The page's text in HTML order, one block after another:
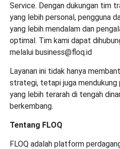
Service. Dengan dukungan tim
yang lebih personal, pengguna
yang lebih mendalam dan
optimal. Tim kami dapat
melalui business@floq.id
Layanan ini tidak hanya
strategi, tetapi juga
yang lebih terarah di tengah
berkembang.
Tentang FLOQ
FLOQ adalah platform